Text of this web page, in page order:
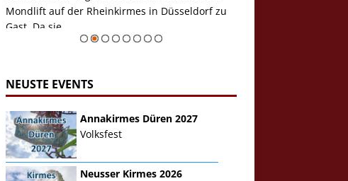
Mondlift auf der Rheinkirmes in Düsseldorf zu
Gast. Da sie ...
NEUSTE EVENTS
Annakirmes Düren 2027
Volksfest
Neusser Kirmes 2026